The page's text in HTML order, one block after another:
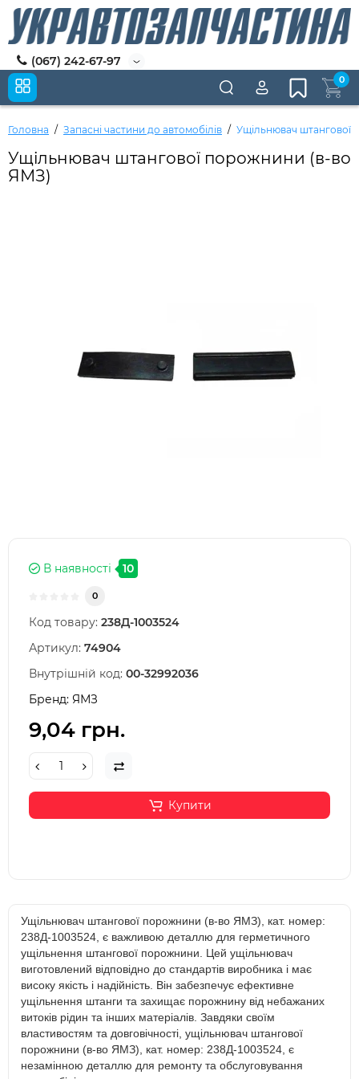
(067) 242-67-97
0
Головна Запасні частини до автомобілів Ущільнювач
Ущільнювач штангової порожнини (в-во
ЯМЗ)
В наявності 10
0
Код товару: 238Д-1003524
Артикул: 74904
Внутрішній код: 00-32992036
Бренд: ЯМЗ
9,04 грн.
Купити
Ущільнювач штангової порожнини (в-во ЯМЗ), кат. номер:
238Д-1003524, є важливою деталлю для герметичного
ущільнення штангової порожнини. Цей ущільнювач
виготовлений відповідно до стандартів виробника і має
високу якість і надійність. Він забезпечує ефективне
ущільнення штанги та захищає порожнину від небажаних
витоків рідин та інших матеріалів. Завдяки своїм
властивостям та довговічності, ущільнювач штангової
порожнини (в-во ЯМЗ), кат. номер: 238Д-1003524, є
незамінною деталлю для ремонту та обслуговування